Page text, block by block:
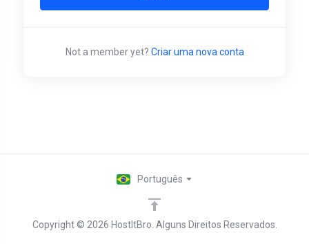
Not a member yet? Criar uma nova conta
Copyright © 2026 HostItBro. Alguns Direitos Reservados.
Português